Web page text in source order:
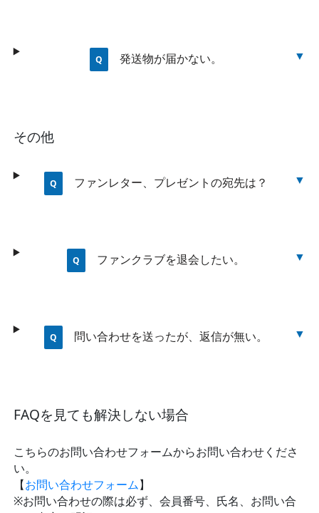
発送物が届かない。
その他
ファンレター、プレゼントの宛先は？
ファンクラブを退会したい。
問い合わせを送ったが、返信が無い。
FAQを見ても解決しない場合
こちらのお問い合わせフォームからお問い合わせくださ
い。
【お問い合わせフォーム】
※お問い合わせの際は必ず、会員番号、氏名、お問い合